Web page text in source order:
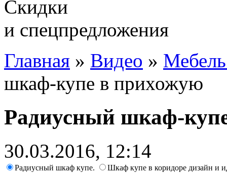
Скидки
и спецпредложения
Главная » Видео »
шкаф-купе в прихожую
Радиусный шкаф-
30.03.2016, 12:14
Радиусный шкаф купе. Шкаф купе в коридоре дизайн и